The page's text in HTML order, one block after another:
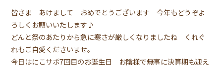
皆さま あけまして おめでとうございます 今年もどうぞよ
ろしくお願いいたします♪
どんと祭のあたりから急に寒さが厳しくなりましたね くれぐ
れもご自愛くださいませ。
今日はにこサポ7回目のお誕生日 お陰様で無事に決算期も迎え